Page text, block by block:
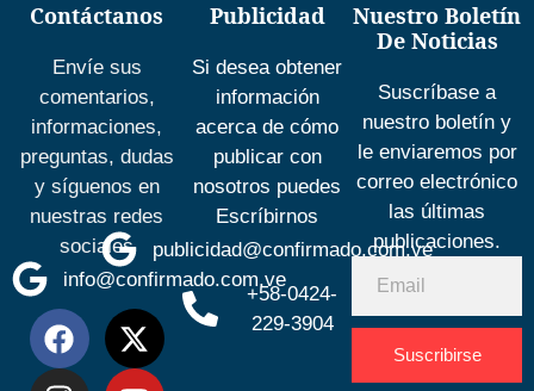
Contáctanos
Envíe sus
comentarios,
informaciones,
preguntas, dudas
y síguenos en
nuestras redes
sociales
info@confirmado.com.ve
Publicidad
Si desea obtener
información
acerca de cómo
publicar con
nosotros puedes
Escríbirnos
publicidad@confirmado.com.ve
+58-0424-
229-3904
Nuestro Boletín
De Noticias
Suscríbase a
nuestro boletín y
le enviaremos por
correo electrónico
las últimas
publicaciones.
Suscribirse